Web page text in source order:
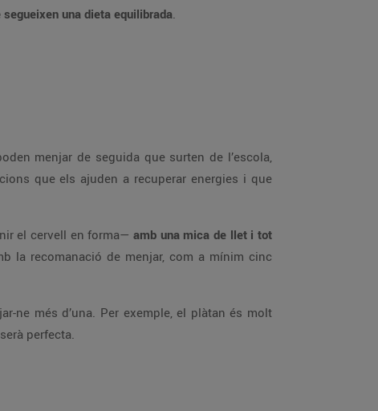
una dieta equilibrada.
menjar de seguida que surten de l’escola,
que els ajuden a recuperar energies i que
el cervell en forma— amb una mica de llet i tot
la recomanació de menjar, com a mínim cinc
ne més d’una. Per exemple, el plàtan és molt
perfecta.